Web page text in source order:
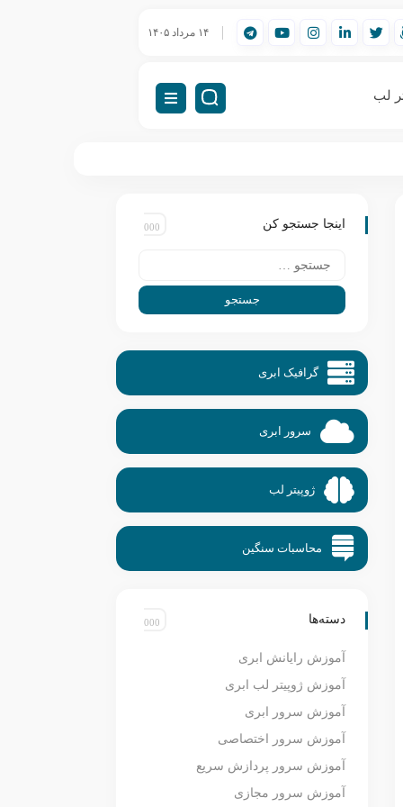
ورک‌استیشن مهندسی (Workstation) چیست؟ راه‌اندازی VDI (دسکتاپ مجازی) ۱۴ مرداد ۱۴۰۵
لب
اینجا جستجو کن
گرافیک ابری
سرور ابری
ژوپیتر لب
محاسبات سنگین
دسته‌ها
آموزش رایانش ابری
آموزش ژوپیتر لب ابری
آموزش سرور ابری
آموزش سرور اختصاصی
آموزش سرور پردازش سریع
آموزش سرور مجازی